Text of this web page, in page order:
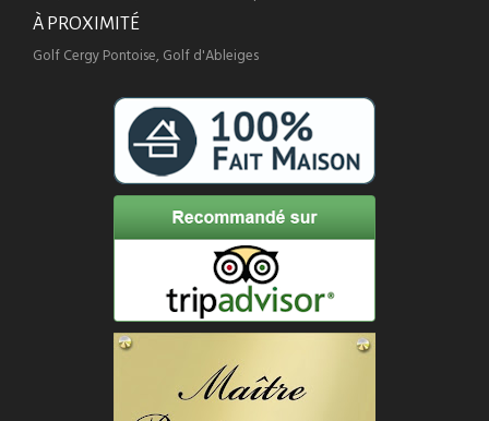
À PROXIMITÉ
Golf Cergy Pontoise, Golf d'Ableiges